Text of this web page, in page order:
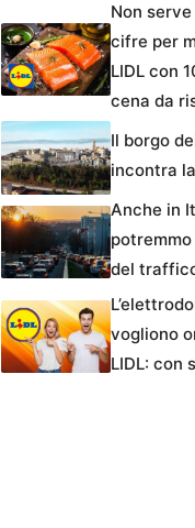
Non
cifre per
LIDL con
cena da
Il borgo
incontra
Anche in
del
vogliono
LIDL: con